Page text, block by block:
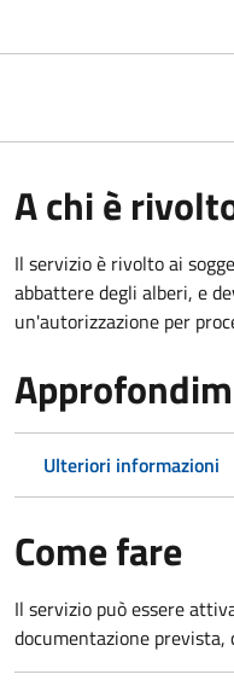
A chi è
Il servizio è rivolto ai
abbattere degli alberi, e
un'autorizzazione per
Ulteriori informazioni
Come fare
Il servizio può essere
documentazione prevista,